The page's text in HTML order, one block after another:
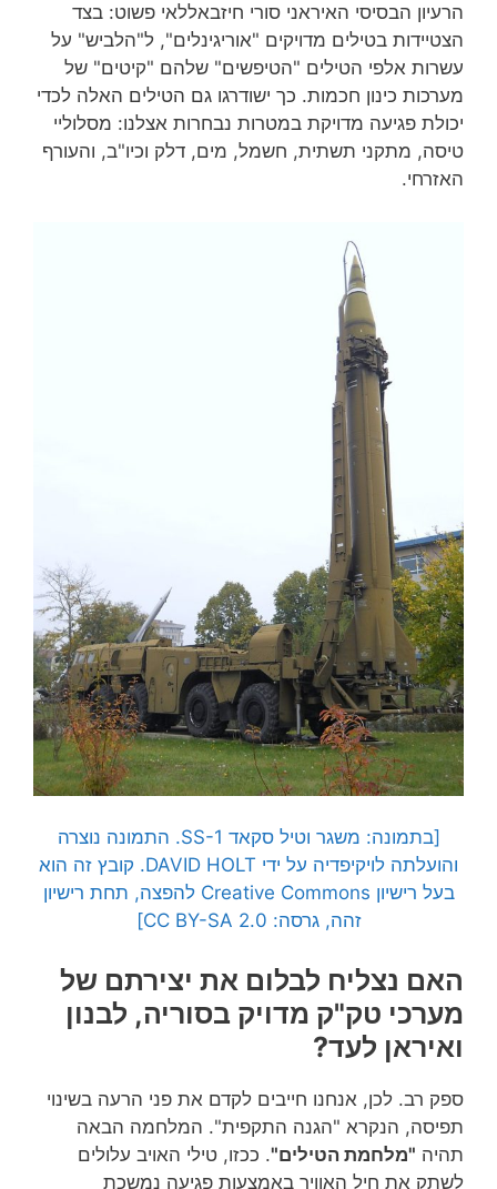
הרעיון הבסיסי האיראני סורי חיזבאללאי פשוט: בצד
הצטיידות בטילים מדויקים "אוריגינלים", ל"הלביש" על
עשרות אלפי הטילים "הטיפשים" שלהם "קיטים" של
מערכות כינון חכמות. כך ישודרגו גם הטילים האלה לכדי
יכולת פגיעה מדויקת במטרות נבחרות אצלנו: מסלוליי
טיסה, מתקני תשתית, חשמל, מים, דלק וכיו"ב, והעורף
האזרחי.
[בתמונה: משגר וטיל סקאד SS-1. התמונה נוצרה
והועלתה לויקיפדיה על ידי DAVID HOLT. קובץ זה הוא
בעל רישיון Creative Commons להפצה, תחת רישיון
זהה, גרסה: CC BY-SA 2.0]
האם נצליח לבלום את יצירתם של
מערכי טק"ק מדויק בסוריה, לבנון
ואיראן לעד?
ספק רב. לכן, אנחנו חייבים לקדם את פני הרעה בשינוי
תפיסה, הנקרא "הגנה התקפית". המלחמה הבאה
תהיה "מלחמת הטילים". ככזו, טילי האויב עלולים
לשתק את חיל האוויר באמצעות פגיעה נמשכת